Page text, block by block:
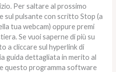
Per saltare al prossimo
sul pulsante con scritto Stop (a
tua webcam) oppure premi
Se vuoi saperne di più su
a cliccare sul hyperlink di
guida dettagliata in merito al
questo programma software